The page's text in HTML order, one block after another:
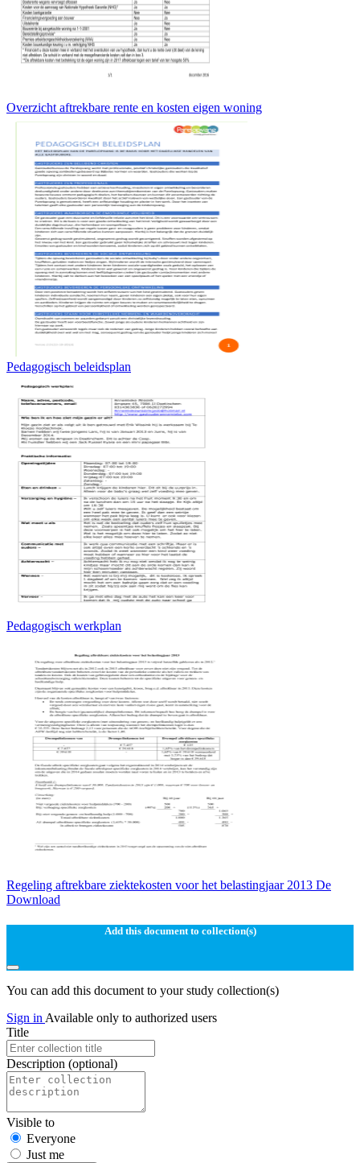
Overzicht aftrekbare rente en kosten eigen woning
Pedagogisch beleidsplan
Pedagogisch werkplan
Regeling aftrekbare ziektekosten voor het belastingjaar 2013 De
Download
Add this document to collection(s)
You can add this document to your study collection(s)
Sign in Available only to authorized users
Title
Description (optional)
Visible to
Everyone
Just me